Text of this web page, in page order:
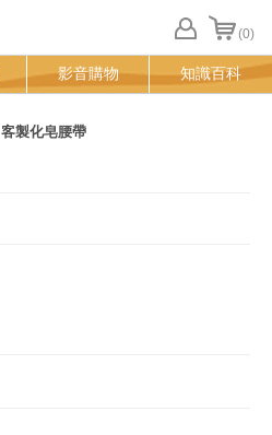
(0)
FB
登
影音購物 知識百科
客製化皂腰帶